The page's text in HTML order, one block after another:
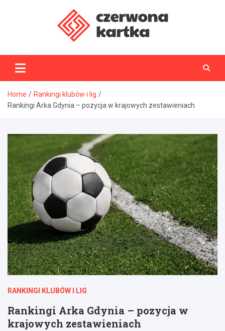
CzerwonaKartka.pl
Home
Rankingi klubów i lig
Rankingi Arka Gdynia – pozycja w krajowych zestawieniach
RANKINGI KLUBÓW I LIG
Rankingi Arka Gdynia – pozycja w
krajowych zestawieniach